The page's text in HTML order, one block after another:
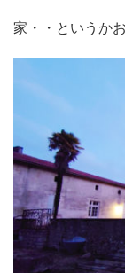
家・・というか